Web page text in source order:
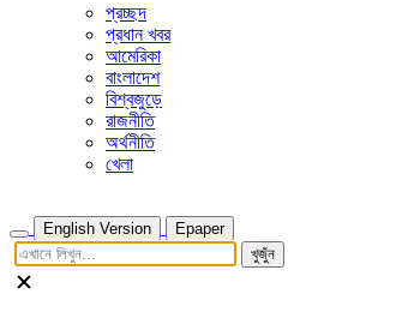
প্রচ্ছদ
প্রধান খবর
আমেরিকা
বাংলাদেশ
বিশ্বজুড়ে
রাজনীতি
অর্থনীতি
খেলা
English Version
Epaper
খুজুঁন